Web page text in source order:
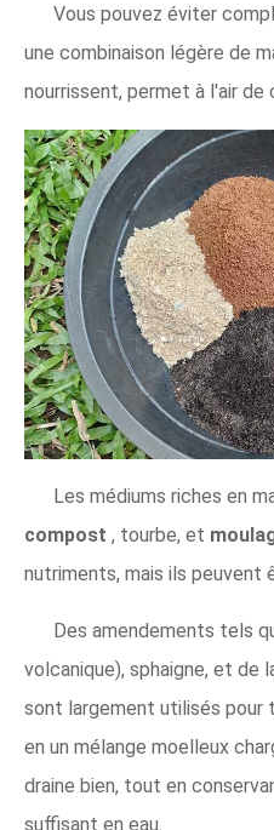
Vous pouvez éviter
une combinaison légère de
nourrissent, permet à l'air de
Les médiums riches en
compost , tourbe, et
nutriments, mais ils peuvent
Des amendements tels
volcanique), sphaigne, et de
sont largement utilisés pour
en un mélange moelleux
draine bien, tout en
suffisant en eau.